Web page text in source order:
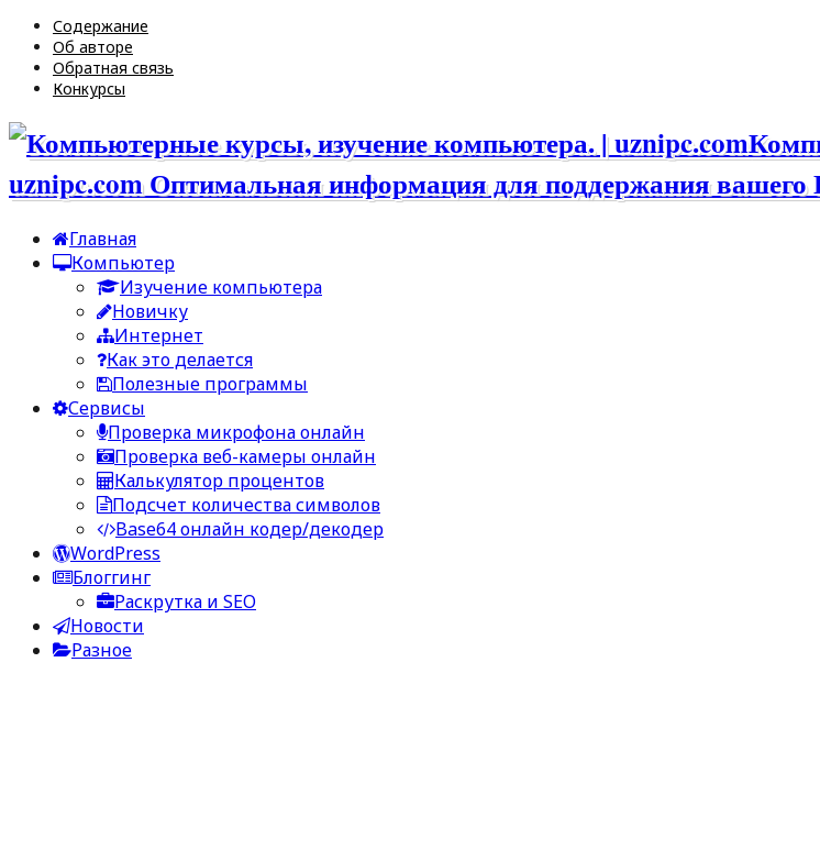
Содержание
Об авторе
Обратная связь
Конкурсы
uznipc.com Оптимальная информация для поддержания вашего
Главная
Компьютер
Изучение компьютера
Новичку
Интернет
Как это делается
Полезные программы
Сервисы
Проверка микрофона онлайн
Проверка веб-камеры онлайн
Калькулятор процентов
Подсчет количества символов
Base64 онлайн кодер/декодер
WordPress
Блоггинг
Раскрутка и SEO
Новости
Разное